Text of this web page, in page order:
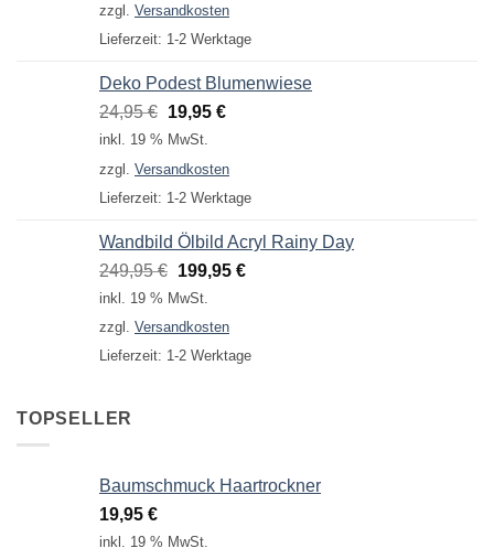
9,95 €4,95 €.
zzgl. Versandkosten
Lieferzeit: 1-2 Werktage
Deko Podest Blumenwiese
24,95€ Ursprünglicher
Preis
24,95 €
19,95 €Aktueller
19,95 €.
inkl. 19 % MwSt.
zzgl. Versandkosten
Lieferzeit: 1-2 Werktage
Wandbild Ölbild Acryl Rainy Day
249,95€ Ursprünglicher
Preis
249,95 €
199,95 €Aktueller
inkl. 19 % MwSt.
zzgl. Versandkosten
Lieferzeit: 1-2 Werktage
TOPSELLER
Baumschmuck Haartrockner
19,95 €
inkl. 19 % MwSt.